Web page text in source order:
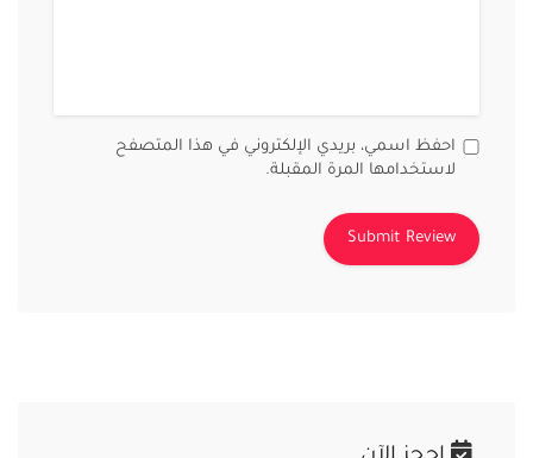
احفظ اسمي، بريدي الإلكتروني في هذا المتصفح
لاستخدامها المرة المقبلة.